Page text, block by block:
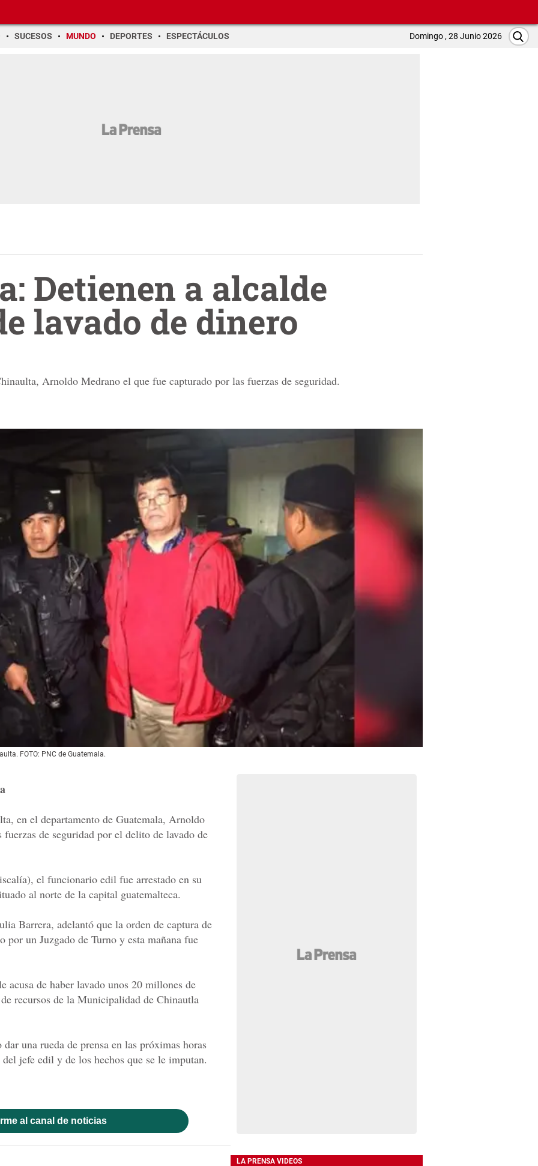
SUCESOS MUNDO DEPORTES ESPECTÁCULOS Domingo , 28 Junio 2026
Detienen a alcalde
lavado de dinero
Arnoldo Medrano el que fue capturado por las fuerzas de seguridad.
FOTO: PNC de Guatemala.
en el departamento de Guatemala, Arnoldo
de seguridad por el delito de lavado de
el funcionario edil fue arrestado en su
al norte de la capital guatemalteca.
Barrera, adelantó que la orden de captura de
por un Juzgado de Turno y esta mañana fue
acusa de haber lavado unos 20 millones de
recursos de la Municipalidad de Chinautla
una rueda de prensa en las próximas horas
jefe edil y de los hechos que se le imputan.
al canal de noticias
LA PRENSA VIDEOS